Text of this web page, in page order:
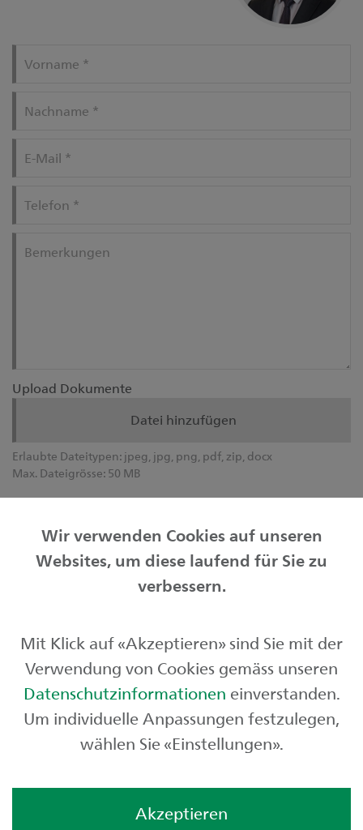
Vorname *
Nachname *
E-Mail *
Telefon *
Bemerkungen
Upload Dokumente
Datei hinzufügen
Erlaubte Dateitypen: jpeg, jpg, png, pdf, zip, docx
Max. Dateigrösse: 50 MB
finden Sie untersgkb.ch/datenschutz.
Senden
Wir verwenden Cookies auf unseren
Websites, um diese laufend für Sie zu
verbessern.
Mit Klick auf «Akzeptieren» sind Sie mit der
Verwendung von Cookies gemäss unseren
Datenschutzinformationen einverstanden.
Um individuelle Anpassungen festzulegen,
wählen Sie «Einstellungen».
Akzeptieren